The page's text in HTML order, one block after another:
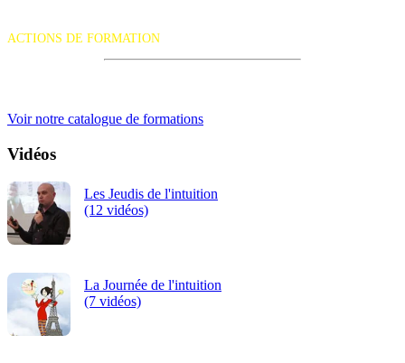
ACTIONS DE FORMATION
Voir notre catalogue de formations
Vidéos
Les Jeudis de l'intuition
(12 vidéos)
La Journée de l'intuition
(7 vidéos)